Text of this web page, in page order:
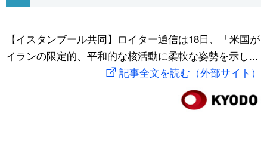
社会
旅と暮らし
科学・技術
暮らし
【イスタンブール共同】ロイター通信は18日、「米国が
イランの限定的、平和的な核活動に柔軟な姿勢を示し...
記事全文を読む（外部サイト）